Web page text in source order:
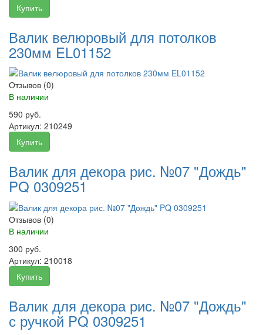
Купить
Валик велюровый для потолков
230мм EL01152
Отзывов (0)
В наличии
590 руб.
Артикул: 210249
Купить
Валик для декора рис. №07 "Дождь"
PQ 0309251
Отзывов (0)
В наличии
300 руб.
Артикул: 210018
Купить
Валик для декора рис. №07 "Дождь"
с ручкой PQ 0309251